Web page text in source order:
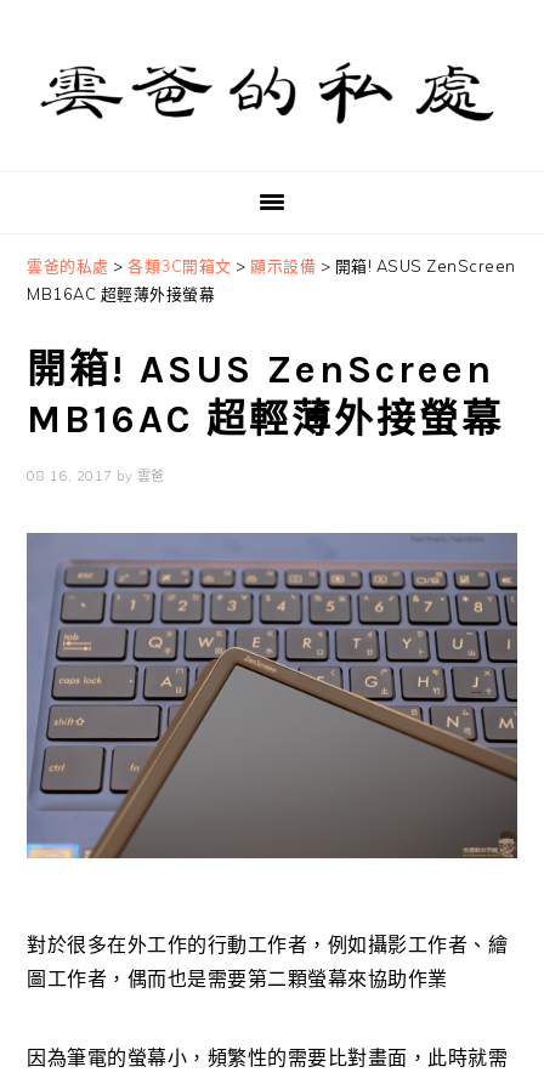
primary
navigation
content
primary
sidebar
雲爸的私處 >各類3C開箱文 >顯示設備 > 開箱! ASUS ZenScreen
MB16AC 超輕薄外接螢幕
開箱! ASUS ZenScreen
MB16AC 超輕薄外接螢幕
08 16, 2017 by 雲爸
對於很多在外工作的行動工作者，例如攝影工作者、繪
圖工作者，偶而也是需要第二顆螢幕來協助作業
因為筆電的螢幕小，頻繁性的需要比對畫面，此時就需